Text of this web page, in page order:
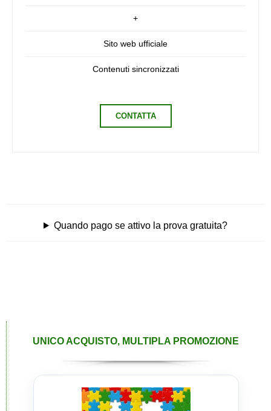
+
Sito web ufficiale
Contenuti sincronizzati
CONTATTA
Quando pago se attivo la prova gratuita?
UNICO ACQUISTO, MULTIPLA PROMOZIONE